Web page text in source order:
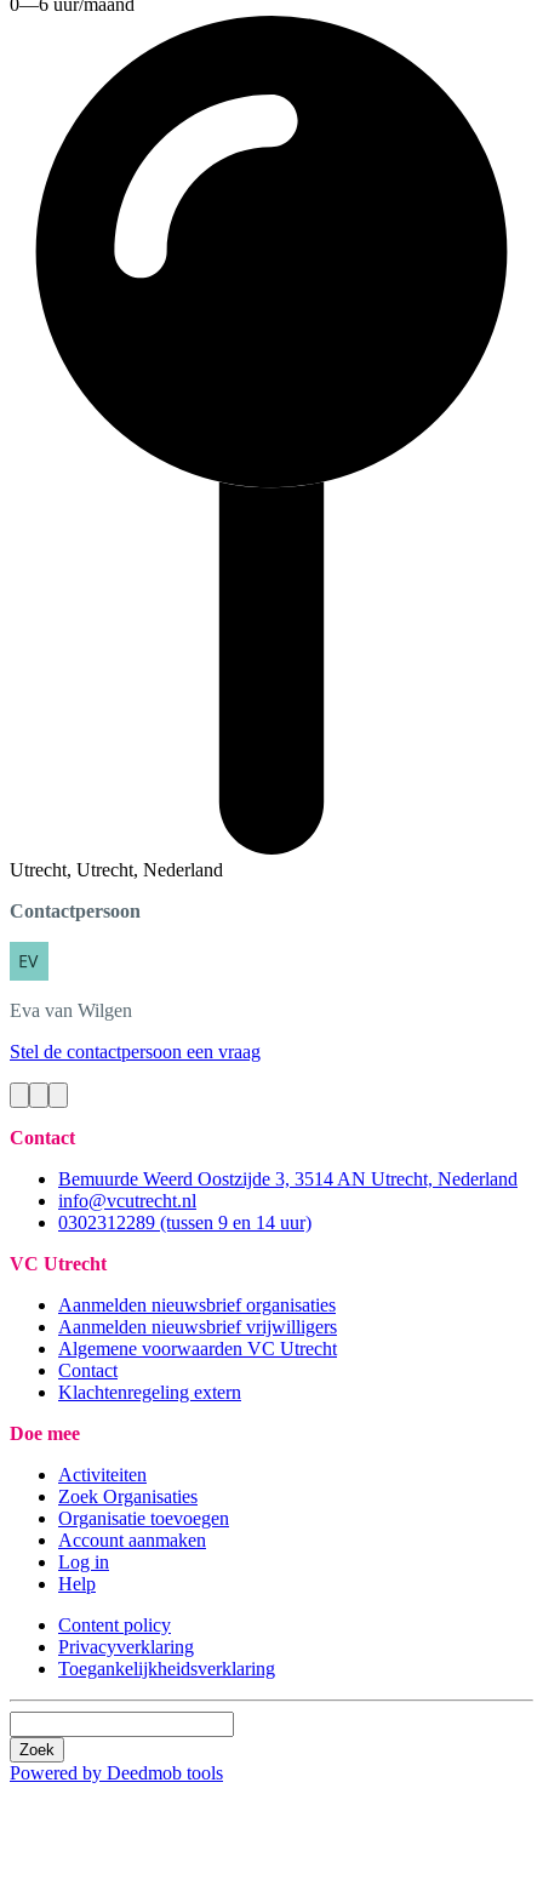
0—6 uur/maand
Utrecht, Utrecht, Nederland
Contactpersoon
Eva van Wilgen
Stel de contactpersoon een vraag
Contact
Bemuurde Weerd Oostzijde 3, 3514 AN Utrecht, Nederland
info@vcutrecht.nl
0302312289 (tussen 9 en 14 uur)
VC Utrecht
Aanmelden nieuwsbrief organisaties
Aanmelden nieuwsbrief vrijwilligers
Algemene voorwaarden VC Utrecht
Contact
Klachtenregeling extern
Doe mee
Activiteiten
Zoek Organisaties
Organisatie toevoegen
Account aanmaken
Log in
Help
Content policy
Privacyverklaring
Toegankelijkheidsverklaring
Zoek
Powered by Deedmob tools